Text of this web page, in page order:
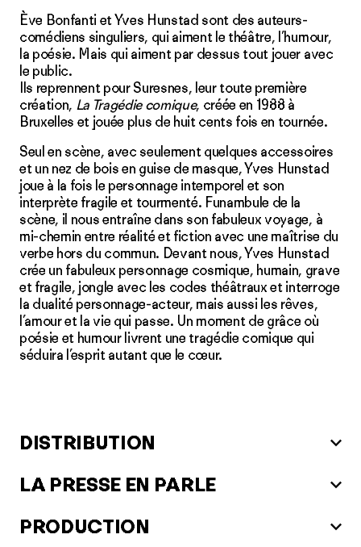
Ève Bonfanti et Yves Hunstad sont des auteurs-
comédiens singuliers, qui aiment le théâtre, l’humour,
la poésie. Mais qui aiment par dessus tout jouer avec
le public.
Ils reprennent pour Suresnes, leur toute première
création, La Tragédie comique, créée en 1988 à
Bruxelles et jouée plus de huit cents fois en tournée.
Seul en scène, avec seulement quelques accessoires
et un nez de bois en guise de masque, Yves Hunstad
joue à la fois le personnage intemporel et son
interprète fragile et tourmenté. Funambule de la
scène, il nous entraîne dans son fabuleux voyage, à
mi-chemin entre réalité et fiction avec une maîtrise du
verbe hors du commun. Devant nous, Yves Hunstad
crée un fabuleux personnage cosmique, humain, grave
et fragile, jongle avec les codes théâtraux et interroge
la dualité personnage-acteur, mais aussi les rêves,
l’amour et la vie qui passe. Un moment de grâce où
poésie et humour livrent une tragédie comique qui
séduira l’esprit autant que le cœur.
DISTRIBUTION
LA PRESSE EN PARLE
PRODUCTION